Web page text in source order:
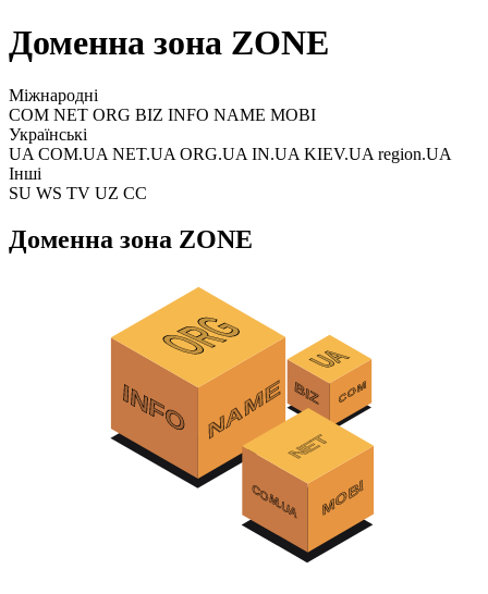
Доменна зона ZONE
Міжнародні
COM NET ORG BIZ INFO NAME MOBI
Українські
UA COM.UA NET.UA ORG.UA IN.UA KIEV.UA region.UA
Інші
SU WS TV UZ CC
Доменна зона ZONE